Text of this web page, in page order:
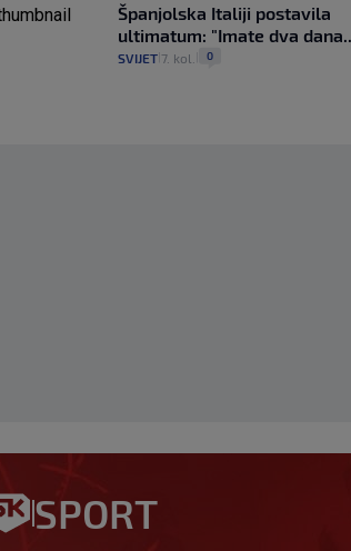
Španjolska Italiji postavila
ultimatum: "Imate dva
SVIJET 7. kol. 0
SPORT
Bennacer raskinuo s
slobodan igrač: Boban
htio, ali…